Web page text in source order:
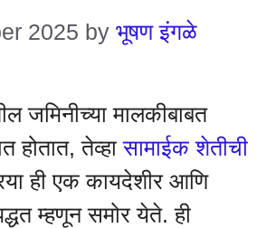
2025 by भूषण इंगळे
जमिनीच्या मालकीबाबत
होतात, तेव्हासामाईक शेतीची
ही एक कायदेशीर आणि
म्हणून समोर येते. ही